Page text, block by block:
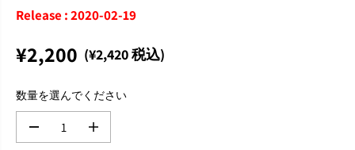
Release : 2020-02-19
通
価
格
¥2,200 (¥2,420 税込)
数量を選んでください
数